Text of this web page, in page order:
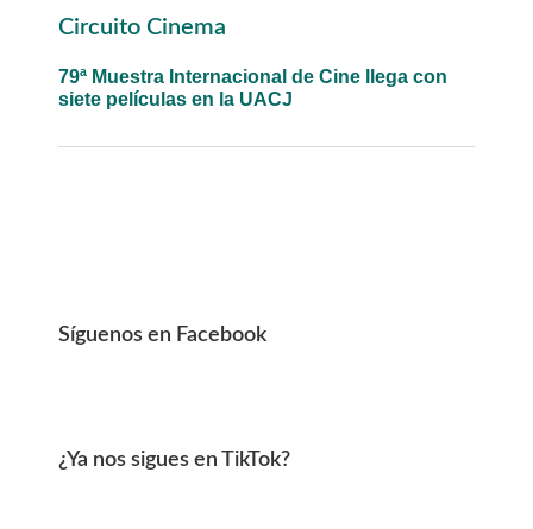
Primary
Circuito Cinema
79ª Muestra Internacional de Cine llega con
siete películas en la UACJ
Síguenos en Facebook
¿Ya nos sigues en TikTok?